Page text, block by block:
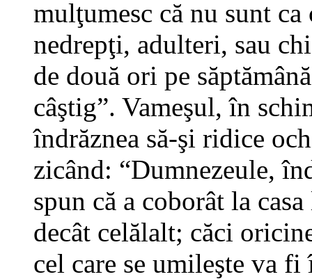
mulţumesc că nu sunt
nedrepţi, adulteri, sau
de două ori pe
câştig”. Vameşul, în
îndrăznea să-şi ridice
zicând: “Dumnezeule,
spun că a coborât la
decât celălalt; căci
cel care se umileşte va fi